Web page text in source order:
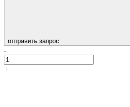
отправить запрос
-
+